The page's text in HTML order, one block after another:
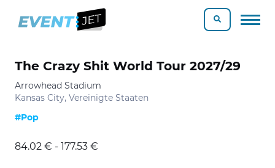
The Crazy Shit World Tour 2027/29
Arrowhead Stadium
Kansas City, Vereinigte Staaten
#Pop
84.02 € - 177.53 €